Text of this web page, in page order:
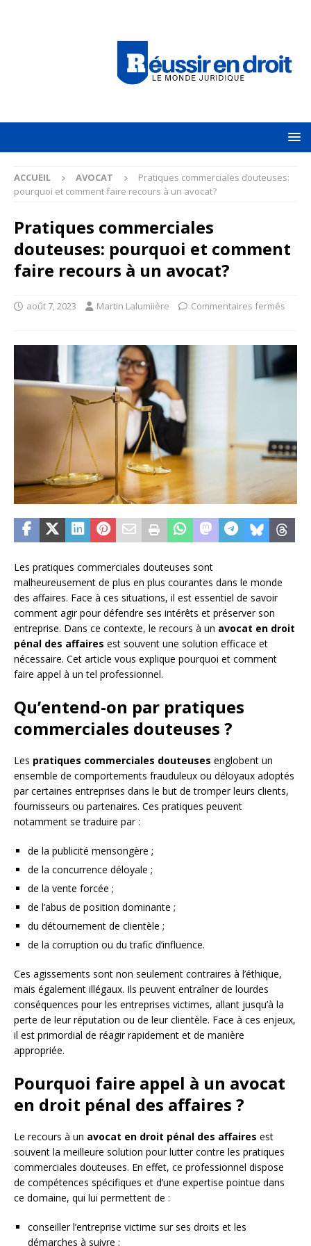
ACCUEIL AVOCAT
Pratiques commerciales douteuses:
pourquoi et comment faire recours à un avocat?
Pratiques commerciales
douteuses: pourquoi et comment
faire recours à un avocat?
août 7, 2023 Martin Lalumiière Commentaires fermés
Les pratiques commerciales douteuses sont
malheureusement de plus en plus courantes dans le monde
des affaires. Face à ces situations, il est essentiel de savoir
comment agir pour défendre ses intérêts et préserver son
entreprise. Dans ce contexte, le recours à un avocat en droit
pénal des affaires est souvent une solution efficace et
nécessaire. Cet article vous explique pourquoi et comment
faire appel à un tel professionnel.
Qu’entend-on par pratiques
commerciales douteuses ?
Les pratiques commerciales douteuses englobent un
ensemble de comportements frauduleux ou déloyaux adoptés
par certaines entreprises dans le but de tromper leurs clients,
fournisseurs ou partenaires. Ces pratiques peuvent
notamment se traduire par :
de la publicité mensongère ;
de la concurrence déloyale ;
de la vente forcée ;
de l’abus de position dominante ;
du détournement de clientèle ;
de la corruption ou du trafic d’influence.
Ces agissements sont non seulement contraires à l’éthique,
mais également illégaux. Ils peuvent entraîner de lourdes
conséquences pour les entreprises victimes, allant jusqu’à la
perte de leur réputation ou de leur clientèle. Face à ces enjeux,
il est primordial de réagir rapidement et de manière
appropriée.
Pourquoi faire appel à un avocat
en droit pénal des affaires ?
Le recours à un avocat en droit pénal des affaires est
souvent la meilleure solution pour lutter contre les pratiques
commerciales douteuses. En effet, ce professionnel dispose
de compétences spécifiques et d’une expertise pointue dans
ce domaine, qui lui permettent de :
conseiller l’entreprise victime sur ses droits et les
démarches à suivre ;